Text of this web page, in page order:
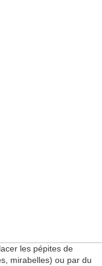
les pépites de
mirabelles) ou par du